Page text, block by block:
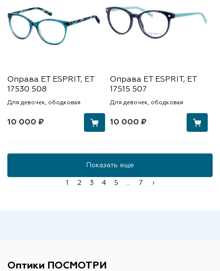
10 000 ₽
Оправа ET ESPRIT, ET
17530 508
Для девочек, ободковая
10 000 ₽
Оправа ET ESPRIT, ET
17515 507
Для девочек, ободковая
Показать еще
1 2 3 4 5 7 ›
Оптики ПОСМОТРИ